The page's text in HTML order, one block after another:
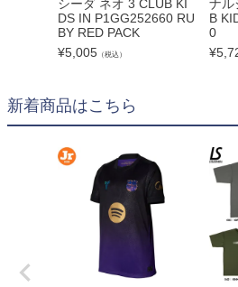
シーダ ネオ 3 CLUB KI
DS IN P1GG252660 RU
BY RED PACK
¥5,005 （税込）
ナル
B
0
¥
新着商品はこちら